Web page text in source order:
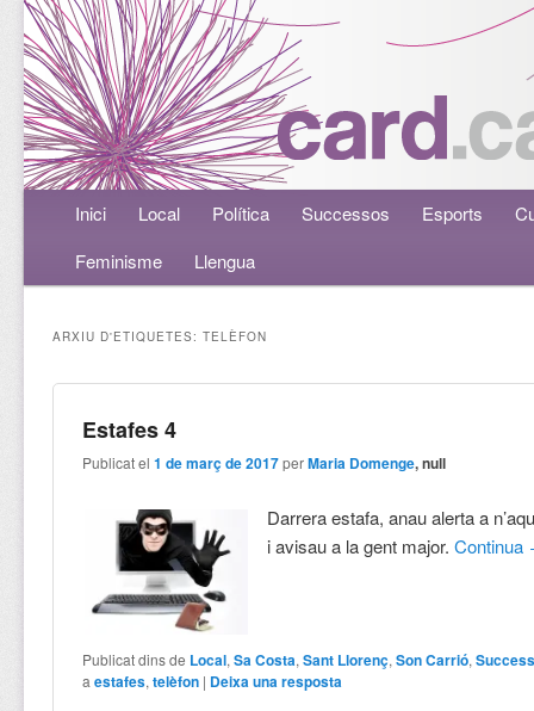
Menú principalAneu al contingut principal
Aneu al contingut secundari
Inici Local Política Successos Esports
Feminisme
Llengua
ARXIU D'ETIQUETES:TELÈFON
Estafes 4
Publicat el1 de març de 2017 perMaria Domenge, null
Darrera estafa, anau alerta a
i avisau a la gent major.Continua
Publicat dins de Local,Sa Costa,Sant Llorenç,Son Carrió,
a estafes,telèfon | Deixa una resposta